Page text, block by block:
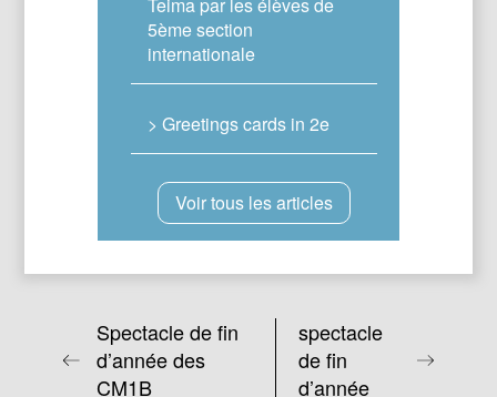
5ème section
internationale
> Greetings cards in 2e
Voir tous les articles
Spectacle de fin
d’année des
CM1B
spectacle
de fin
d’année